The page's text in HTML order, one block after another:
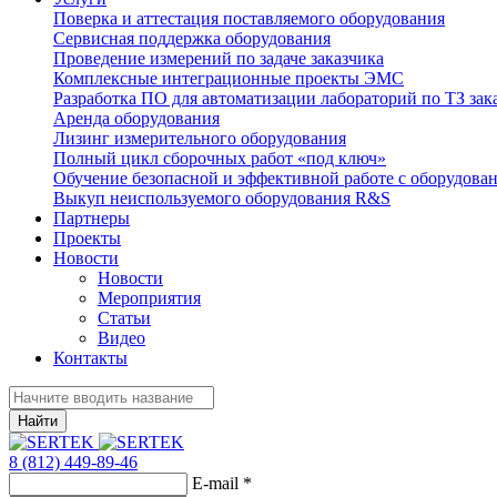
Поверка и аттестация поставляемого оборудования
Сервисная поддержка оборудования
Проведение измерений по задаче заказчика
Комплексные интеграционные проекты ЭМС
Разработка ПО для автоматизации лабораторий по ТЗ
Аренда оборудования
Лизинг измерительного оборудования
Полный цикл сборочных работ «под ключ»
Обучение безопасной и эффективной работе с
Выкуп неиспользуемого оборудования R&S
Партнеры
Проекты
Новости
Новости
Мероприятия
Статьи
Видео
Контакты
Найти
8 (812) 449-89-46
E-mail *